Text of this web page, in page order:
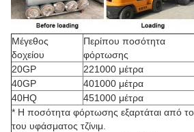
Μέγεθος
δοχείου
Περίπου ποσότητα
φόρτωσης
20GP
221000 μέτρα
40GP
401000 μέτρα
40HQ
451000 μέτρα
* Η ποσότητα φόρτωσης εξαρτάται από
του υφάσματος τζίνιμ.